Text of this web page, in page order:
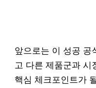
앞으로는 이 성공 공
고 다른 제품군과 시
핵심 체크포인트가